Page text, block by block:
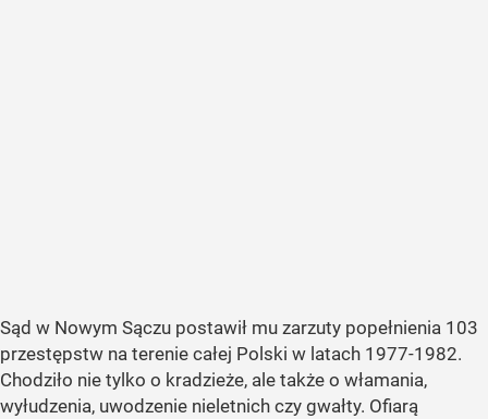
Sąd w Nowym Sączu postawił mu zarzuty popełnienia 103
przestępstw na terenie całej Polski w latach 1977-1982.
Chodziło nie tylko o kradzieże, ale także o włamania,
wyłudzenia, uwodzenie nieletnich czy gwałty. Ofiarą